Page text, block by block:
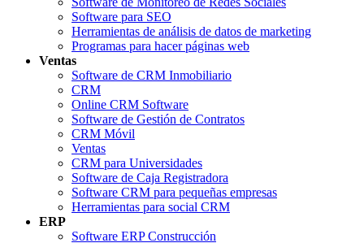
Software para SEO
Herramientas de análisis de datos de marketing
Programas para hacer páginas web
Ventas
Software de CRM Inmobiliario
CRM
Online CRM Software
Software de Gestión de Contratos
CRM Móvil
Ventas
CRM para Universidades
Software de Caja Registradora
Software CRM para pequeñas empresas
Herramientas para social CRM
ERP
Software ERP Construcción